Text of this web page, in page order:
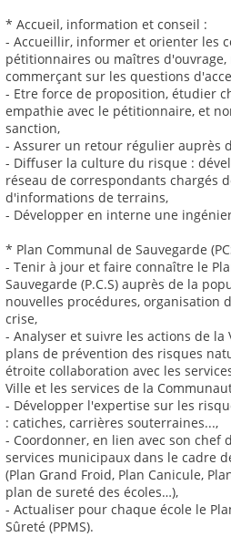
* Accueil, information et conseil :
- Accueillir, informer et orienter les
pétitionnaires ou maîtres
commerçant sur les questions
- Etre force de proposition, étudier
empathie avec le pétitionnaire, et
sanction,
- Assurer un retour régulier auprès
- Diffuser la culture du risque :
réseau de correspondants chargés
d'informations de terrains,
- Développer en interne une
* Plan Communal de Sauvegarde
- Tenir à jour et faire connaître le
Sauvegarde (P.C.S) auprès de la
nouvelles procédures, organisation
crise,
- Analyser et suivre les actions de la
plans de prévention des risques
étroite collaboration avec les
Ville et les services de la
- Développer l'expertise sur les
: catiches, carrières souterraines...,
- Coordonner, en lien avec son chef
services municipaux dans le cadre
(Plan Grand Froid, Plan Canicule,
plan de sureté des écoles…),
- Actualiser pour chaque école le
Sûreté (PPMS).